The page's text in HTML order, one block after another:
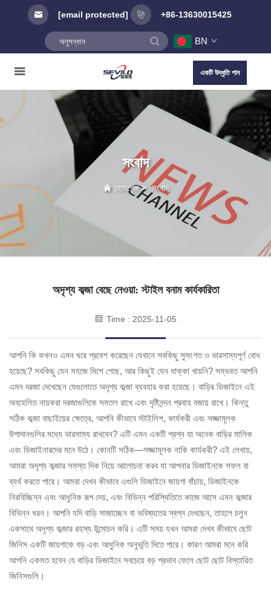
[email protected] +86-13630015425
BN
একটি উদ্ধৃতি পান
সংবাদ
হোমপেজ>সংবাদ
অদৃশ্য কব্জা বেছে নেওয়া: স্টাইল বনাম কার্যকারিতা
Time : 2025-11-05
আপনি কি কখনও এমন ঘরে প্রবেশ করেছেন যেখানে সবকিছু সুসংগত ও ভারসাম্যপূর্ণ বোধ
হয়েছে? সবকিছু যেন সহজে মিশে গেছে, আর কিছুই যেন ধাক্কা খায়নি? সম্ভবত আপনি
এমন দরজা দেখেছেন যেগুলোতে অদৃশ্য কব্জা ব্যবহার করা হয়েছে। বাড়ির ডিজাইনে এই
অবহেলিত নায়করা দরজাগুলিকে সমতল রাখে এবং দৃষ্টিনন্দন প্রবাহ বজায় রাখে। কিন্তু
সঠিক কব্জা বাছাইয়ের ক্ষেত্রে, আপনি কীভাবে স্টাইলিশ, কার্যকরী এবং সজ্জামূলক
উপাদানগুলির মধ্যে ভারসাম্য রাখবেন? এটি এমন একটি প্রশ্ন যা অনেক বাড়ির মালিক
এবং ডিজাইনারদের মনে উঠে। কোনটি সঠিক—সজ্জামূলক নাকি কার্যকরী? এই লেখায়,
আমরা অদৃশ্য কব্জার সমস্ত দিক নিয়ে আলোচনা করব যা আপনার ডিজাইনকে সফল বা
ব্যর্থ করতে পারে। আমরা দেখব কীভাবে এগুলি ডিজাইনে জায়গা বাঁচায়, ডিজাইনকে
নিরবিচ্ছিন্ন এবং আধুনিক রূপ দেয়, এবং বিভিন্ন পরিস্থিতিতে কাজে আসে এমন কব্জার
বিভিন্ন ধরন। আপনি যদি বাড়ি সাজাচ্ছেন বা ভবিষ্যতের স্বপ্ন দেখছেন, তাহলে চলুন
একসাথে অদৃশ্য কব্জার রহস্য উন্মোচন করি। এটি সময় যখন আমরা দেখব কীভাবে ছোট
জিনিস একটি জায়গাকে বড় এবং আধুনিক অনুভূতি দিতে পারে। কারণ আমরা মনে করি
আপনি একমত হবেন যে বাড়ির ডিজাইনে সবচেয়ে বড় প্রভাব ফেলে ছোট ছোট বিস্তারিত
জিনিসগুলি।